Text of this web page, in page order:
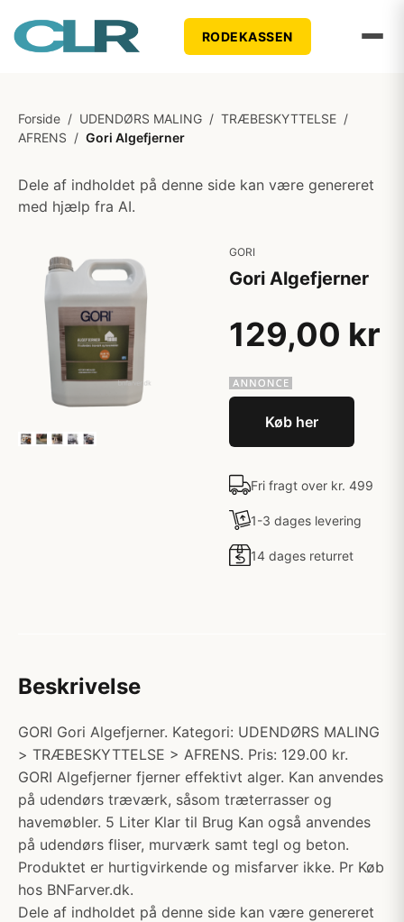
RODEKASSEN
Forside / UDENDØRS MALING / TRÆBESKYTTELSE /
AFRENS / Gori Algefjerner
Dele af indholdet på denne side kan være genereret
med hjælp fra AI.
GORI
Gori Algefjerner
129,00 kr
Køb her
Fri fragt over kr. 499
1-3 dages levering
14 dages returret
Beskrivelse
GORI Gori Algefjerner. Kategori: UDENDØRS MALING
> TRÆBESKYTTELSE > AFRENS. Pris: 129.00 kr.
GORI Algefjerner fjerner effektivt alger. Kan anvendes
på udendørs træværk, såsom træterrasser og
havemøbler. 5 Liter Klar til Brug Kan også anvendes
på udendørs fliser, murværk samt tegl og beton.
Produktet er hurtigvirkende og misfarver ikke. Pr Køb
hos BNFarver.dk.
Dele af indholdet på denne side kan være genereret